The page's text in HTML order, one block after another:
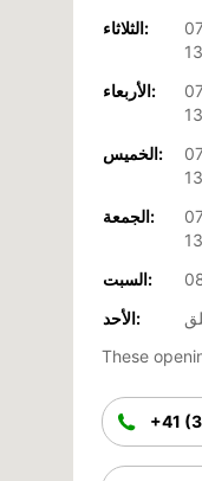
الثلاثاء:
الأربعاء:
الخميس:
الجمعة:
السبت:
الأحد:
These
+41